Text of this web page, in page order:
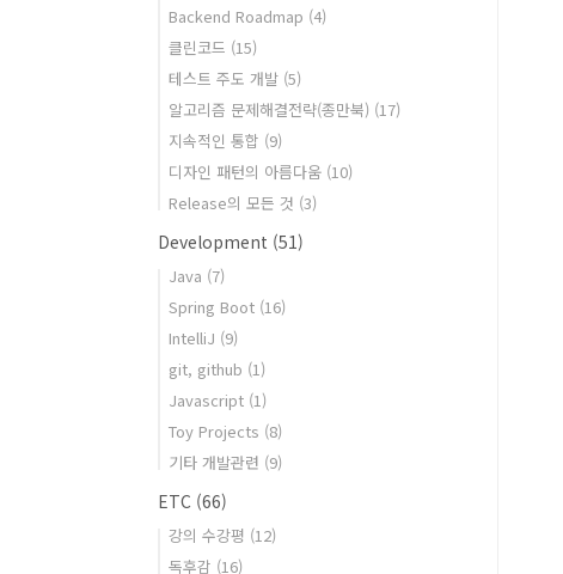
Backend Roadmap (4)
클린코드 (15)
테스트 주도 개발 (5)
알고리즘 문제해결전략(종만북) (17)
지속적인 통합 (9)
디자인 패턴의 아름다움 (10)
Release의 모든 것 (3)
Development (51)
Java (7)
Spring Boot (16)
IntelliJ (9)
git, github (1)
Javascript (1)
Toy Projects (8)
기타 개발관련 (9)
ETC (66)
강의 수강평 (12)
독후감 (16)